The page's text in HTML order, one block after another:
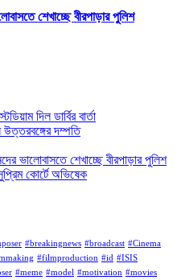
শেখাচ্ছে বীরপাড়ার পুলিশ
দিল ডার্বির বার্তা
উত্তরবঙ্গের দম্পতি
ভালোবাসতে শেখাচ্ছে বীরপাড়ার পুলিশ
কোর্টে অভিষেক
#breakingnews #broadcast #Cinema
#filmproduction #id #ISIS
#meme #model #motivation #movies